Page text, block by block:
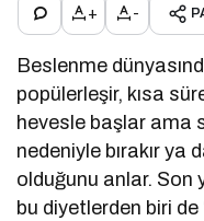
+ -
Beslenme
popülerleşir, kısa
hevesle başlar ama
nedeniyle bırakır ya
olduğunu anlar. Son
bu diyetlerden biri